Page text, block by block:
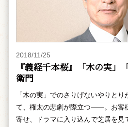
2018/11/25
『義経千本桜』「木の実」
衛門
「木の実」でのさりげないやりと
て、権太の悲劇が際立つ――。お客
寄せ、ドラマに入り込んで芝居を見